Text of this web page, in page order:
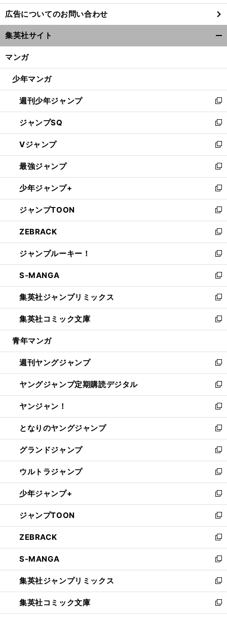
し
い
ウ
ィ
ン
ウ
開
く
広告についてのお問い合わせ
集英社サイト
マンガ
少年マンガ
週刊少年ジャンプ
新
し
い
ウ
ィ
ン
ド
ウ
で
開
く
ジャンプSQ
新
し
い
ウ
ィ
ン
ド
ウ
で
開
く
Vジャンプ
新
し
い
ウ
ィ
ン
ド
ウ
で
開
く
最強ジャンプ
新
し
い
ウ
ィ
ン
ド
ウ
で
開
く
少年ジャンプ+
新
し
い
ウ
ィ
ン
ド
ウ
で
開
く
ジャンプTOON
新
し
い
ウ
ィ
ン
ド
ウ
で
開
く
ZEBRACK
新
し
い
ウ
ィ
ン
ド
ウ
で
開
ジャンプルーキー！
新
し
い
ウ
ィ
ン
ド
ウ
開
く
S-MANGA
新
し
い
ウ
ィ
ン
ウ
で
開
く
集英社ジャンプリミックス
新
し
い
ウ
ン
ド
ウ
で
開
く
集英社コミック文庫
新
し
ウ
ィ
ン
ド
ウ
で
開
く
青年マンガ
週刊ヤングジャンプ
新
し
い
ウ
ィ
ン
ド
ウ
で
開
く
ヤングジャンプ定期購読デジタル
新
し
い
ウ
ィ
ン
ド
ウ
で
開
く
ヤンジャン！
新
し
い
ウ
ィ
ン
ド
ウ
で
開
く
となりのヤングジャンプ
新
し
い
ウ
ィ
ン
ド
ウ
で
開
く
グランドジャンプ
新
し
い
ウ
ィ
ン
ド
ウ
で
開
く
ウルトラジャンプ
新
し
い
ウ
ィ
ン
ド
ウ
で
開
く
少年ジャンプ+
新
し
い
ウ
ィ
ン
ド
ウ
で
開
く
ジャンプTOON
新
し
い
ウ
ィ
ン
ド
ウ
で
開
ZEBRACK
新
し
い
ウ
ィ
ン
ド
ウ
S-MANGA
新
し
い
ウ
ィ
ン
集英社ジャンプリミックス
新
し
い
ウ
集英社コミック文庫
新
し